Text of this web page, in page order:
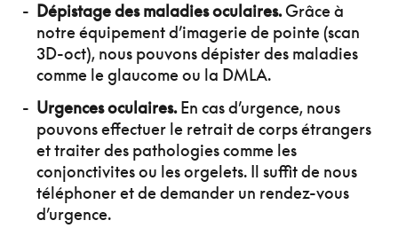
Dépistage des maladies oculaires.Grâce à
notre équipement d’imagerie de pointe (scan
3D-oct), nous pouvons dépister des maladies
comme le glaucome ou la DMLA.
Urgences oculaires.En cas d’urgence, nous
pouvons effectuer le retrait de corps étrangers
et traiter des pathologies comme les
conjonctivites ou les orgelets. Il suffit de nous
téléphoner et de demander un rendez-vous
d’urgence.